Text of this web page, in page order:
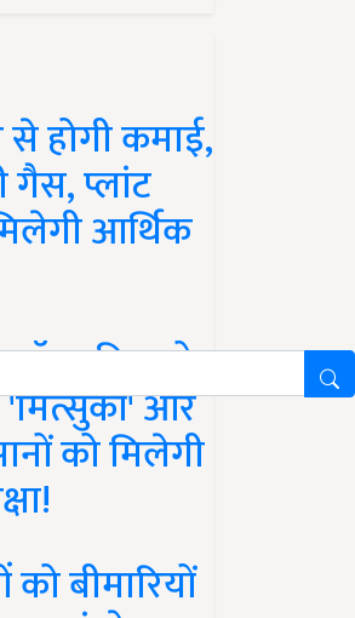
होगी कमाई,
गैस, प्लांट
आर्थिक
किए दो
'मित्सुकी' और
को मिलेगी
बीमारियों